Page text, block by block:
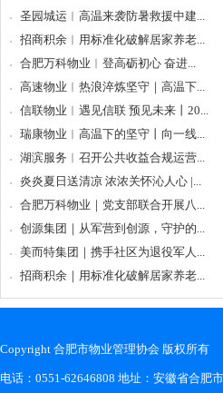
圣园城运︱高温来袭防暑救援中建...
招商积余︱用标准化破解居家养老...
合肥万科物业︱登高砺初心 奋进...
高速物业︱热浪淬炼坚守｜高温下...
信联物业︱遇见信联 预见未来丨20...
瑞康物业︱高温下的坚守丨向一线...
湖滨服务︱召开公共收益合规运营...
炎炎夏日送清凉 浓浓关怀沁人心 |...
合肥万科物业｜党支部联合开展八...
创源集团｜从军营到创源，守护的...
美而特集团｜携手社区为退役军人...
招商积余｜用标准化破解居家养老...
Copyright 合肥市物业管理协会 版权所有
电话：0551-62646808 地址：安徽省合肥